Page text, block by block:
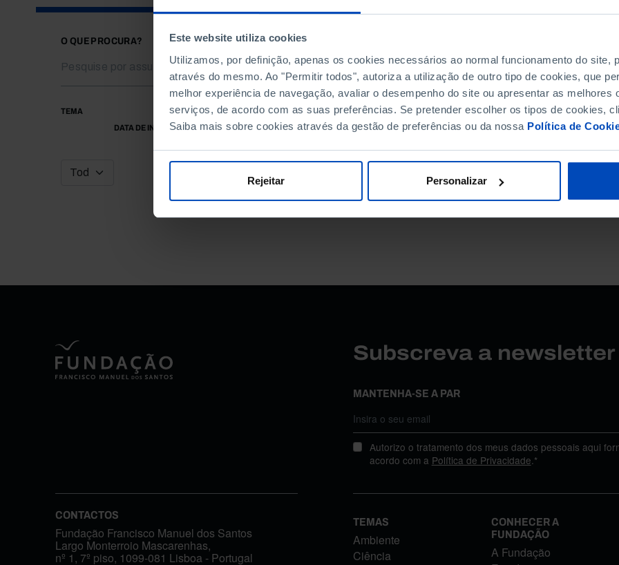
Este website utiliza cookies
Utilizamos, por definição, apenas os cookies necessários ao normal funcionamento do site,
através do mesmo. Ao "Permitir todos", autoriza a utilização de outro tipo de cookies, que
melhor experiência de navegação, avaliar o desempenho do site ou apresentar as melhores
serviços, de acordo com as suas preferências. Se pretender escolher os tipos de cookies,
Saiba mais sobre cookies através da gestão de preferências ou da nossa Política de
Rejeitar Personalizar
O QUE PROCURA?
TEMA
DATA DE INÍCIO
DATA DE FIM
Subscreva a
MANTENHA-SE A PAR
Autorizo o tratamento dos meus dados pessoais aqui
acordo com a Política de Privacidade.*
CONTACTOS
Fundação Francisco Manuel dos Santos
Largo Monterroio Mascarenhas,
nº 1, 7º piso, 1099-081 Lisboa - Portugal
TEMAS
Ambiente
Ciência
CONHECER A
FUNDAÇÃO
A Fundação